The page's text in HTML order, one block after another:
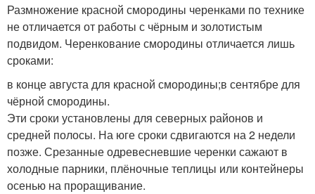
Размножение красной смородины черенками по технике
не отличается от работы с чёрным и золотистым
подвидом. Черенкование смородины отличается лишь
сроками:
в конце августа для красной смородины;в сентябре для
чёрной смородины.
Эти сроки установлены для северных районов и
средней полосы. На юге сроки сдвигаются на 2 недели
позже. Срезанные одревесневшие черенки сажают в
холодные парники, плёночные теплицы или контейнеры
осенью на проращивание.